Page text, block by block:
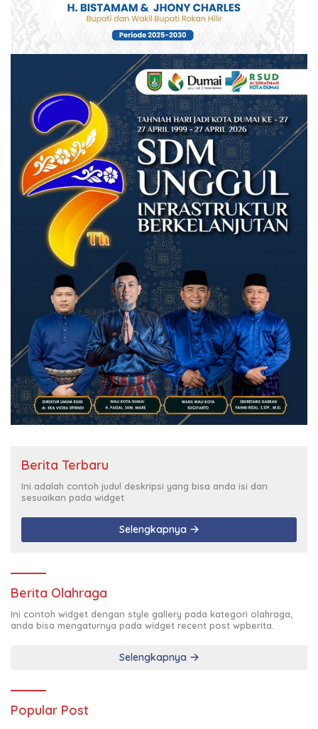
Berita Terbaru
Ini adalah contoh judul deskripsi yang bisa anda isi dan
sesuaikan pada widget
Selengkapnya
Berita Olahraga
Ini contoh widget dengan style gallery pada kategori olahraga,
anda bisa mengaturnya pada widget recent post wpberita.
Selengkapnya
Popular Post